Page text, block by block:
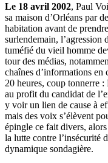
Le 18 avril 2002, Paul
sa maison d’Orléans par
habitation avant de
surlendemain, l’agression
tuméfié du vieil homme
tour des médias,
chaînes d’informations
20 heures, coup tonnerre
au profit du candidat de
y voir un lien de cause à
mais des voix s’élèvent
épingle ce fait divers,
la lutte contre l’insécurité
dynamique sondagière.